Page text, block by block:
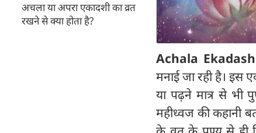
अचला या अपरा एकादशी का व्रत
रखने से क्या होता है?
Achala
मनाई जा रही है। इस
या पढ़ने मात्र से भी
महीध्वज की कहानी